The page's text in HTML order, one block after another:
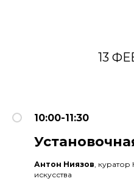
13
10:00-11:30
Антон Ниязов ,
искусства